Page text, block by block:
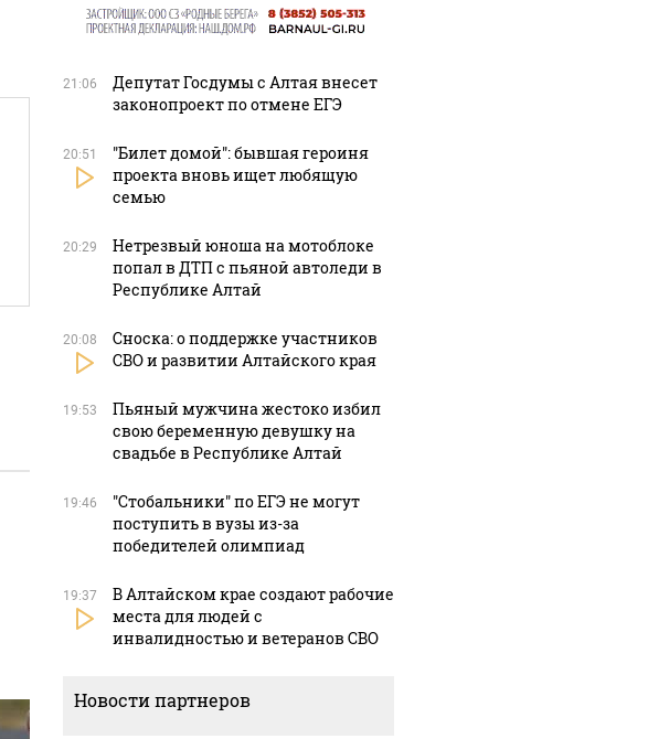
21:06
Депутат Госдумы с Алтая внесет
законопроект по отмене ЕГЭ
20:51
"Билет домой": бывшая героиня
проекта вновь ищет любящую
семью
20:29
Нетрезвый юноша на мотоблоке
попал в ДТП с пьяной автоледи в
Республике Алтай
20:08
Сноска: о поддержке участников
СВО и развитии Алтайского края
19:53
Пьяный мужчина жестоко избил
свою беременную девушку на
свадьбе в Республике Алтай
19:46
"Стобальники" по ЕГЭ не могут
поступить в вузы из-за
победителей олимпиад
19:37
В Алтайском крае создают рабочие
места для людей с
инвалидностью и ветеранов СВО
Новости партнеров